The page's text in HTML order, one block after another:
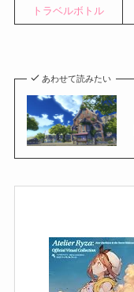
トラベルボトル
あわせて読みたい